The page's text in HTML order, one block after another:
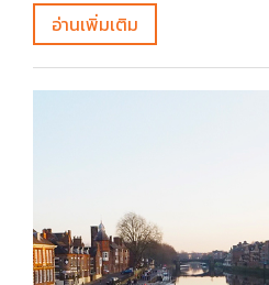
อ่านเพิ่มเติม